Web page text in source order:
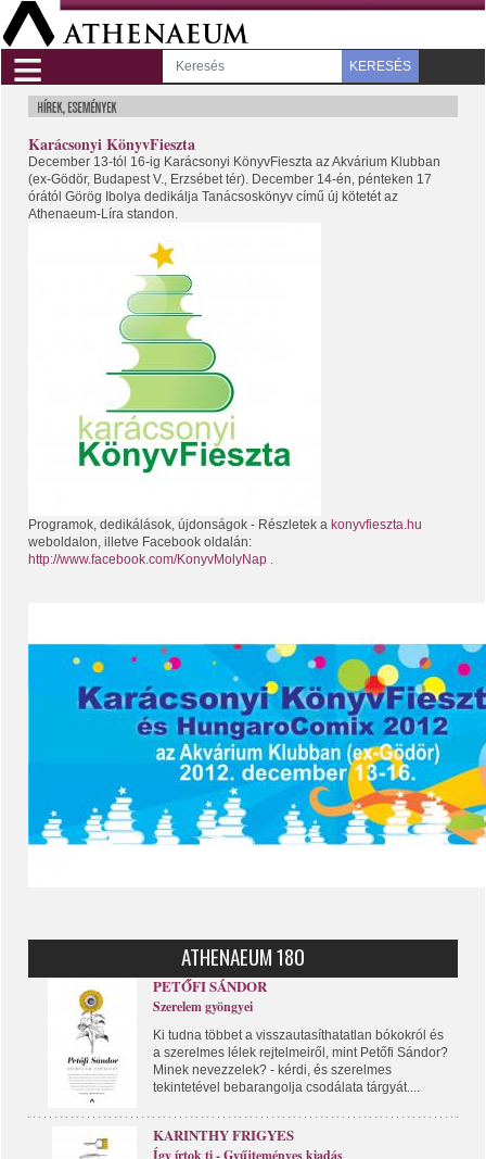
≡ KERESÉS
Karácsonyi KönyvFieszta
December 13-tól 16-ig Karácsonyi KönyvFieszta az Akvárium Klubban
(ex-Gödör, Budapest V., Erzsébet tér). December 14-én, pénteken 17
órától Görög Ibolya dedikálja Tanácsoskönyv című új kötetét az
Athenaeum-Líra standon.
Programok, dedikálások, újdonságok - Részletek a konyvfieszta.hu
weboldalon, illetve Facebook oldalán:
http://www.facebook.com/KonyvMolyNap
ATHENAEUM 180
PETŐFI SÁNDOR
Szerelem gyöngyei
Ki tudna többet a visszautasíthatatlan bókokról és
a szerelmes lélek rejtelmeiről, mint Petőfi Sándor?
Minek nevezzelek? - kérdi, és szerelmes
tekintetével bebarangolja csodálata tárgyát....
KARINTHY FRIGYES
Így írtok ti - Gyűjteményes kiadás